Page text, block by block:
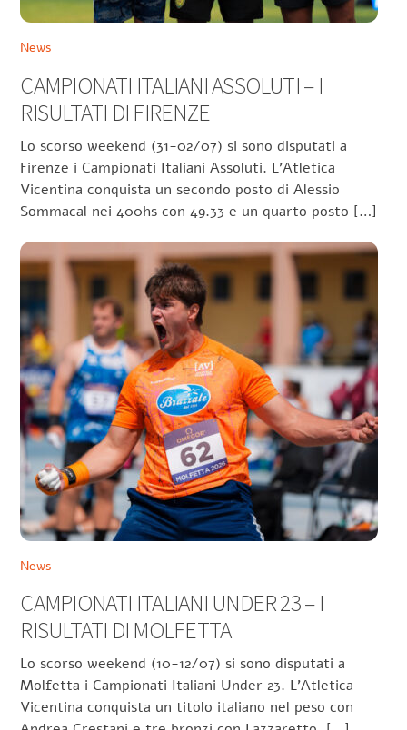
News
CAMPIONATI ITALIANI ASSOLUTI – I
RISULTATI DI FIRENZE
Lo scorso weekend (31-02/07) si sono disputati a
Firenze i Campionati Italiani Assoluti. L’Atletica
Vicentina conquista un secondo posto di Alessio
Sommacal nei 400hs con 49.33 e un quarto posto […]
News
CAMPIONATI ITALIANI UNDER 23 – I
RISULTATI DI MOLFETTA
Lo scorso weekend (10-12/07) si sono disputati a
Molfetta i Campionati Italiani Under 23. L’Atletica
Vicentina conquista un titolo italiano nel peso con